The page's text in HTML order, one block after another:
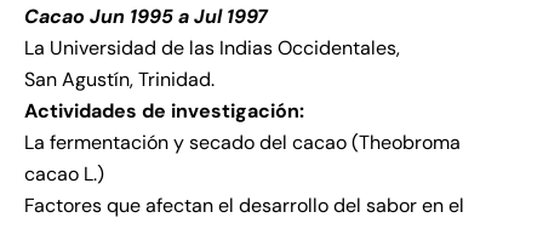
Cacao Jun 1995 a Jul 1997
La Universidad de las Indias Occidentales,
San Agustín, Trinidad.
Actividades de investigación:
La fermentación y secado del cacao (Theobroma
cacao L.)
Factores que afectan el desarrollo del sabor en el